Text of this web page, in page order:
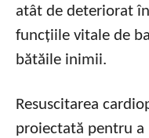
atât de deteriorat
funcțiile vitale de
bătăile inimii.
Resuscitarea
proiectată pentru